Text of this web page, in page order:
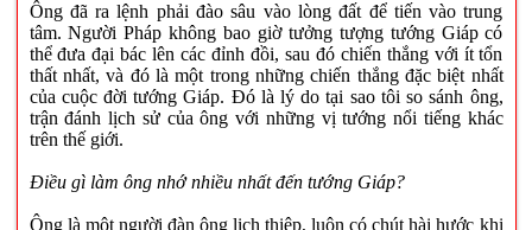
Ông đã ra lệnh phải đào sâu vào lòng đất để tiến vào trung
tâm. Người Pháp không bao giờ tưởng tượng tướng Giáp có
thể đưa đại bác lên các đỉnh đồi, sau đó chiến thắng với ít tổn
thất nhất, và đó là một trong những chiến thắng đặc biệt nhất
của cuộc đời tướng Giáp. Đó là lý do tại sao tôi so sánh ông,
trận đánh lịch sử của ông với những vị tướng nổi tiếng khác
trên thế giới.
Điều gì làm ông nhớ nhiều nhất đến tướng Giáp?
Ông là một người đàn ông lịch thiệp, luôn có chút hài hước khi